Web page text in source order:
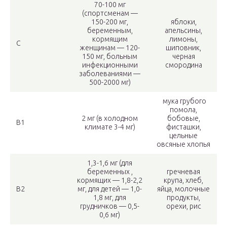
С
70-100 мг
(спортсменам —
150-200 мг,
беременным,
кормящим
женщинам — 120-
150 мг, больным
инфекционными
заболеваниями —
500-2000 мг)
яблоки,
апельсины,
лимоны,
шиповник,
черная
смородина
В1
2 мг (в холодном
климате 3-4 мг)
мука грубого
помола,
бобовые,
фисташки,
цельные
овсяные хлопья
В2
1,3-1,6 мг (для
беременных ,
кормящих — 1,8-2,2
мг, для детей — 1,0-
1,8 мг, для
грудничков — 0,5-
0,6 мг)
гречневая
крупа, хлеб,
яйца, молочные
продукты,
орехи, рис